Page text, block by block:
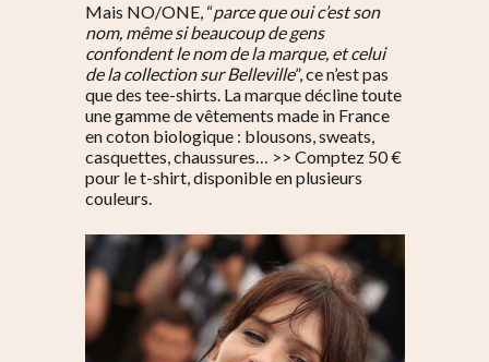
Mais NO/ONE, “parce que oui c’est son
nom, même si beaucoup de gens
confondent le nom de la marque, et celui
de la collection sur Belleville”, ce n’est pas
que des tee-shirts. La marque décline toute
une gamme de vêtements made in France
en coton biologique : blousons, sweats,
casquettes, chaussures… >> Comptez 50 €
pour le t-shirt, disponible en plusieurs
couleurs.